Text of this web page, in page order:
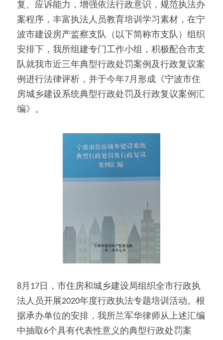
复、应诉能力，增强依法行政意识，规范执法办
案程序，丰富执法人员教育培训学习素材，在宁
波市建设房产监察支队（以下简称市支队）组织
安排下，我所组建专门工作小组，积极配合市支
队就我市近三年典型行政处罚案例及行政复议案
例进行法律评析，并于今年7月形成《宁波市住
房城乡建设系统典型行政处罚及行政复议案例汇
编》。
8月17日，市住房和城乡建设局组织全市行政执
法人员开展2020年度行政执法专题培训活动。根
据承办单位的安排，我所兰军华律师从上述汇编
中抽取6个具有代表性意义的典型行政处罚案